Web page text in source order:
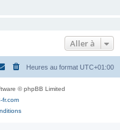
Aller à
Heures au format UTC+01:00
© phpBB Limited
fr.com